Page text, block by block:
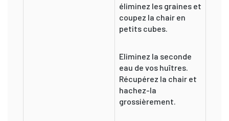
éliminez les graines et
coupez la chair en
petits cubes.
Eliminez la seconde
eau de vos huîtres.
Récupérez la chair et
hachez-la
grossièrement.